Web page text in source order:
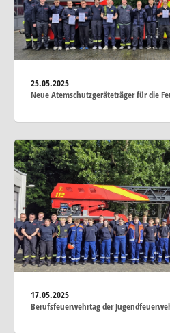
25.05.2025
Neue Atemschutzgeräteträger für die
17.05.2025
Berufsfeuerwehrtag der